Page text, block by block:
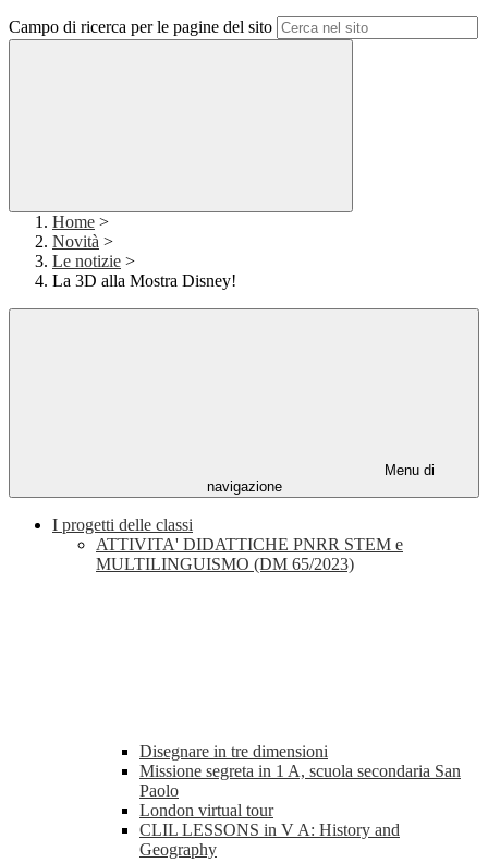
Campo di ricerca per le pagine del sito
Home >
Novità >
Le notizie >
La 3D alla Mostra Disney!
Menu di
navigazione
I progetti delle classi
ATTIVITA' DIDATTICHE PNRR STEM e
MULTILINGUISMO (DM 65/2023)
Disegnare in tre dimensioni
Missione segreta in 1 A, scuola secondaria San
Paolo
London virtual tour
CLIL LESSONS in V A: History and
Geography